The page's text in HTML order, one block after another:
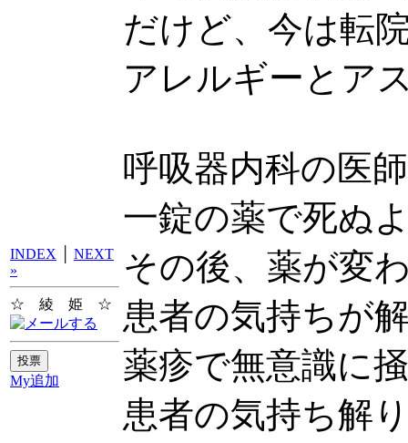
INDEX
NEXT
»
☆ 綾 姫 ☆
My追加
だけど、今は転
アレルギーとア
呼吸器内科の医
一錠の薬で死ぬ
その後、薬が変
患者の気持ちが
薬疹で無意識に
患者の気持ち解